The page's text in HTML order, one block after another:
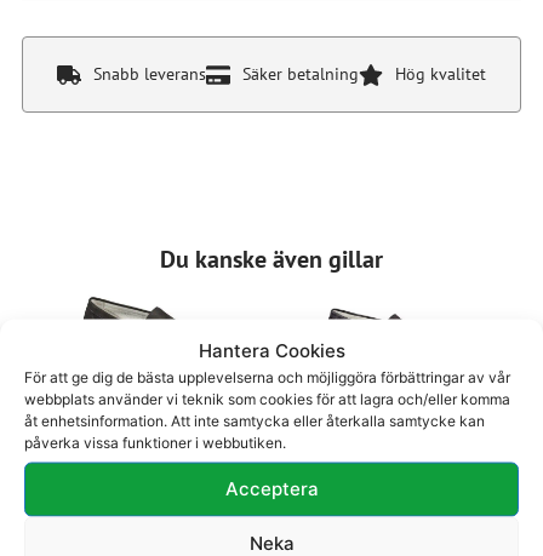
Hantera Cookies
För att ge dig de bästa upplevelserna och möjliggöra förbättringar av vår
webbplats använder vi teknik som cookies för att lagra och/eller komma
åt enhetsinformation. Att inte samtycka eller återkalla samtycke kan
påverka vissa funktioner i webbutiken.
Acceptera
Neka
Snabb leverans Säker betalning Hög kvalitet
Du kanske även gillar
Loafer 29-1071